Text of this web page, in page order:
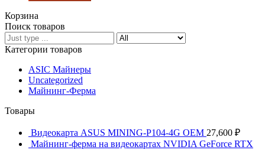
Корзина
Поиск товаров
Категории товаров
ASIC Майнеры
Uncategorized
Майнинг-Ферма
Товары
Видеокарта ASUS MINING-P104-4G OEM 27,600 ₽
Майнинг-ферма на видеокартах NVIDIA GeForce RTX